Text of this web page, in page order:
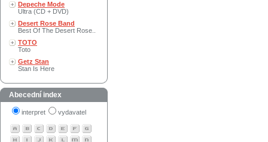
Depeche Mode
Ultra (CD + DVD)
Desert Rose Band
Best Of The Desert Rose..
TOTO
Toto
Getz Stan
Stan Is Here
Abecední index
interpret vydavatel